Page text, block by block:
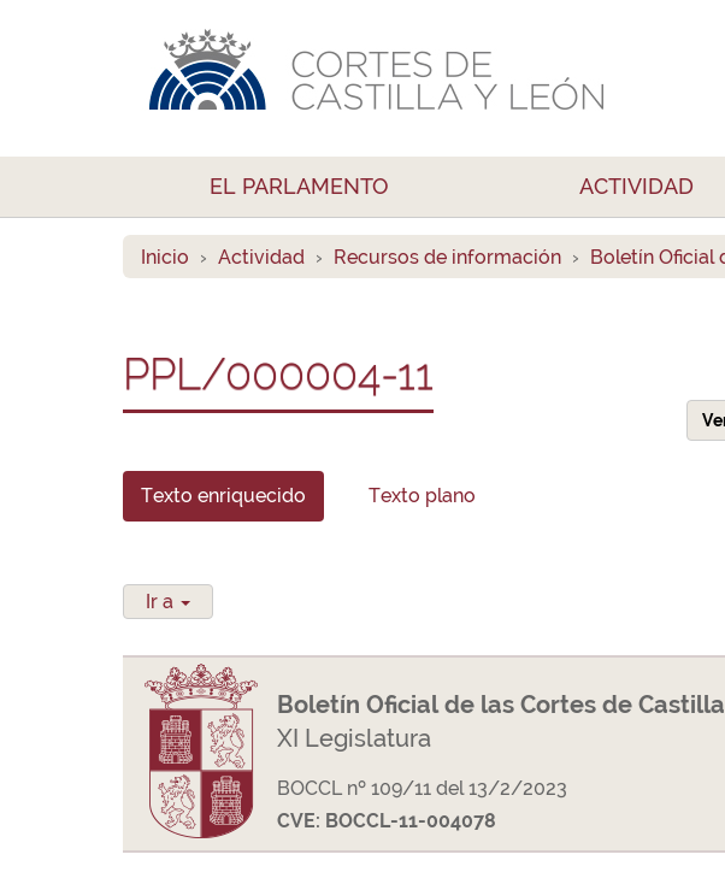
EL PARLAMENTO ACTIVIDAD
Inicio Actividad Recursos de información Boletín Oficial
PPL/000004-11
Texto enriquecido Texto plano
Ir a
Boletín Oficial de las Cortes de
XI Legislatura
BOCCL nº 109/11 del 13/2/2023
CVE: BOCCL-11-004078